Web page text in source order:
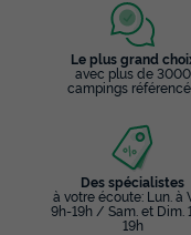
Le plus grand
avec plus de 3000
campings
Des spécialistes
à votre écoute: Lun. à
9h-19h / Sam. et Dim.
19h